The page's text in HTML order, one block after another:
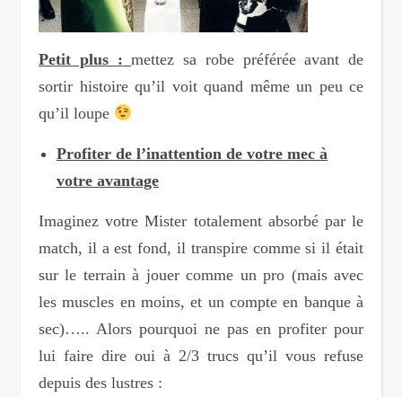
Petit plus : mettez sa robe préférée avant de
sortir histoire qu’il voit quand même un peu ce
qu’il loupe
Profiter de l’inattention de votre mec à
votre avantage
Imaginez votre Mister totalement absorbé par le
match, il a est fond, il transpire comme si il était
sur le terrain à jouer comme un pro (mais avec
les muscles en moins, et un compte en banque à
sec)….. Alors pourquoi ne pas en profiter pour
lui faire dire oui à 2/3 trucs qu’il vous refuse
depuis des lustres :